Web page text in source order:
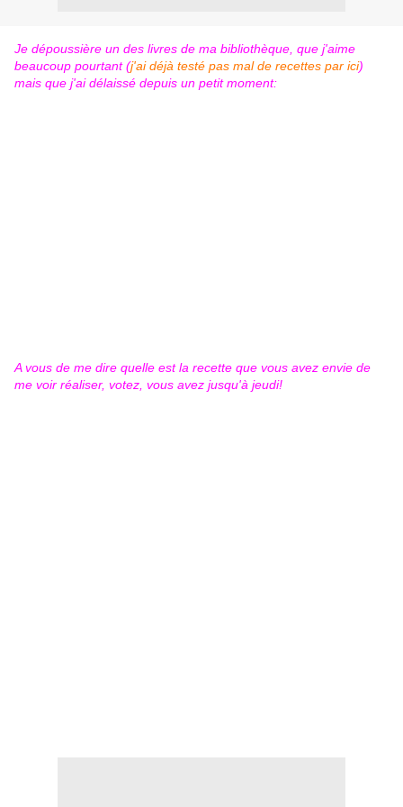
Je dépoussière un des livres de ma bibliothèque, que j'aime
beaucoup pourtant (j'ai déjà testé pas mal de recettes par ici)
mais que j'ai délaissé depuis un petit moment:
A vous de me dire quelle est la recette que vous avez envie de
me voir réaliser, votez, vous avez jusqu'à jeudi!